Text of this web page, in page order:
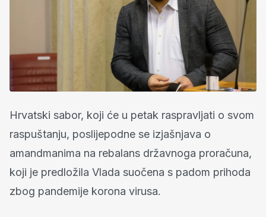
Hrvatski sabor, koji će u petak raspravljati o svom
raspuštanju, poslijepodne se izjašnjava o
amandmanima na rebalans državnoga proračuna,
koji je predložila Vlada suočena s padom prihoda
zbog pandemije korona virusa.